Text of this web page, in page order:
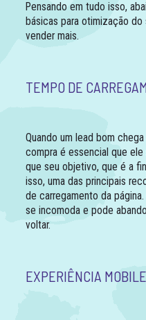
Pensando em tudo isso,
básicas para otimização
vender mais.
TEMPO DE
Quando um lead bom
compra é essencial que
que seu objetivo, que é a
isso, uma das principais
de carregamento da
se incomoda e pode
voltar.
EXPERIÊNCIA MOBILE